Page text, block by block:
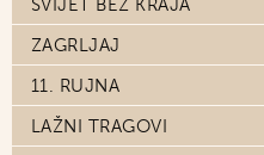
SVIJET BEZ KRAJA
ZAGRLJAJ
11. RUJNA
LAŽNI TRAGOVI